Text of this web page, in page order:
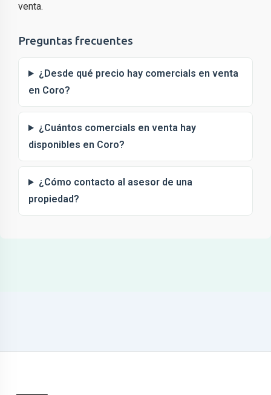
venta.
Preguntas frecuentes
¿Desde qué precio hay comercials en venta
en Coro?
¿Cuántos comercials en venta hay
disponibles en Coro?
¿Cómo contacto al asesor de una
propiedad?